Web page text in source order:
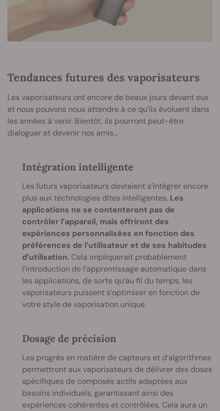
Tendances futures des vaporisateurs
Les vaporisateurs ont encore de beaux jours devant eux
et nous pouvons nous attendre à ce qu’ils évoluent dans
les années à venir. Bientôt, ils pourront peut-être
dialoguer et devenir nos amis…
Intégration intelligente
Les futurs vaporisateurs devraient s’intégrer encore
plus aux technologies dites intelligentes. Les
applications ne se contenteront pas de
contrôler l’appareil, mais offriront des
expériences personnalisées en fonction des
préférences de l’utilisateur et de ses habitudes
d’utilisation. Cela impliquerait probablement
l’introduction de l’apprentissage automatique dans
les applications, de sorte qu’au fil du temps, les
vaporisateurs puissent s’optimiser en fonction de
votre style de vaporisation unique.
Dosage de précision
Les progrès en matière de capteurs et d’algorithmes
permettront aux vaporisateurs de délivrer des doses
spécifiques de composés actifs adaptées aux
besoins individuels, garantissant ainsi des
expériences cohérentes et contrôlées. Cela aura un